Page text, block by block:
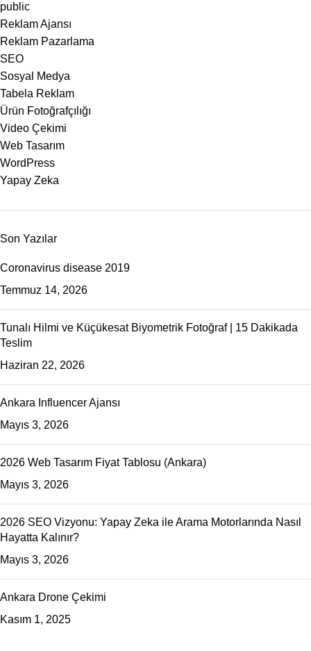
public
Reklam Ajansı
Reklam Pazarlama
SEO
Sosyal Medya
Tabela Reklam
Ürün Fotoğrafçılığı
Video Çekimi
Web Tasarım
WordPress
Yapay Zeka
Son Yazılar
Coronavirus disease 2019
Temmuz 14, 2026
Tunalı Hilmi ve Küçükesat Biyometrik Fotoğraf | 15 Dakikada
Teslim
Haziran 22, 2026
Ankara Influencer Ajansı
Mayıs 3, 2026
2026 Web Tasarım Fiyat Tablosu (Ankara)
Mayıs 3, 2026
2026 SEO Vizyonu: Yapay Zeka ile Arama Motorlarında Nasıl
Hayatta Kalınır?
Mayıs 3, 2026
Ankara Drone Çekimi
Kasım 1, 2025